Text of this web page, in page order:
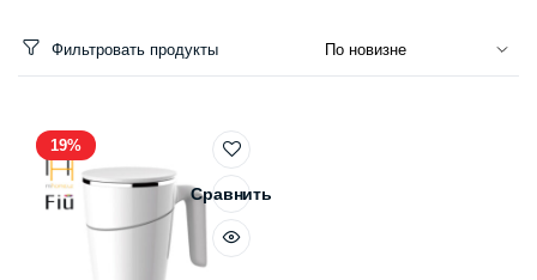
Фильтровать продукты
19%
Сравнить